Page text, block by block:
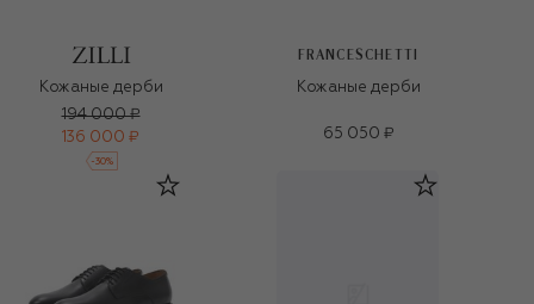
Кожаные дерби
194 000 ₽
136 000 ₽
-30%
FRANCESCHETTI
Кожаные дерби
65 050 ₽